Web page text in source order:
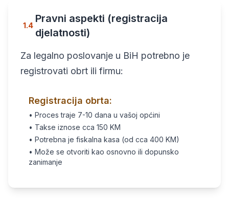
1.4
Pravni aspekti (registracija
djelatnosti)
Za legalno poslovanje u BiH potrebno je
registrovati obrt ili firmu:
Registracija obrta:
• Proces traje 7-10 dana u vašoj općini
• Takse iznose cca 150 KM
• Potrebna je fiskalna kasa (od cca 400 KM)
• Može se otvoriti kao osnovno ili dopunsko
zanimanje